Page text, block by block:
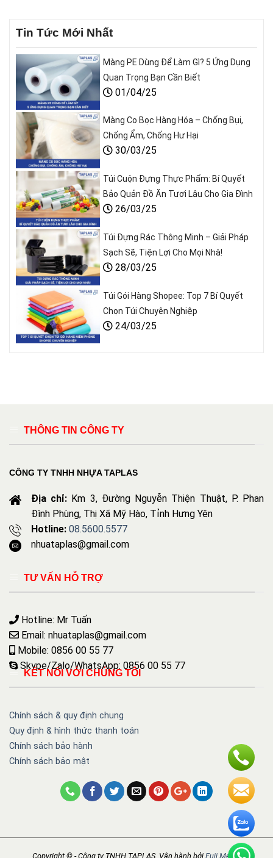
Tin Tức Mới Nhất
Màng PE Dùng Để Làm Gì? 5 Ứng Dụng
Quan Trọng Bạn Cần Biết
01/04/25
Màng Co Bọc Hàng Hóa – Chống Bụi,
Chống Ẩm, Chống Hư Hại
30/03/25
Túi Cuộn Đựng Thực Phẩm: Bí Quyết
Bảo Quản Đồ Ăn Tươi Lâu Cho Gia Đình
26/03/25
Túi Đựng Rác Thông Minh – Giải Pháp
Sạch Sẽ, Tiện Lợi Cho Mọi Nhà!
28/03/25
Túi Gói Hàng Shopee: Top 7 Bí Quyết
Chọn Túi Chuyên Nghiệp
24/03/25
THÔNG TIN CÔNG TY
CÔNG TY TNHH NHỰA TAPLAS
Địa chỉ: Km 3, Đường Nguyễn Thiện Thuật, P. Phan
Đình Phùng, Thị Xã Mỹ Hào, Tỉnh Hưng Yên
Hotline: 08.5600.5577
nhuataplas@gmail.com
TƯ VẤN HỖ TRỢ
Hotline: Mr Tuấn
Email: nhuataplas@gmail.com
Mobile: 0856 00 55 77
Skype/Zalo/WhatsApp: 0856 00 55 77
KẾT NỐI VỚI CHÚNG TÔI
Chính sách & quy định chung
Quy định & hình thức thanh toán
Chính sách bảo hành
Chính sách bảo mật
Copyright © - Công ty TNHH TAPLAS. Vận hành bởi Fuji Media